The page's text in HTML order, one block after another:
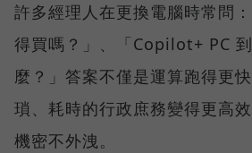
許多經理人在更換電腦時常問
得買嗎？」、「Copilot+ PC
麼？」答案不僅是運算跑得更
瑣、耗時的行政庶務變得更高
機密不外洩。